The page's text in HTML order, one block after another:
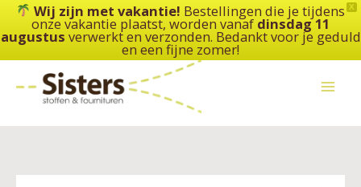
X
Wij zijn met vakantie! Bestellingen die je tijdens
onze vakantie plaatst, worden vanaf dinsdag 11
augustus verwerkt en verzonden. Bedankt voor je geduld
en een fijne zomer!
de
inhoud